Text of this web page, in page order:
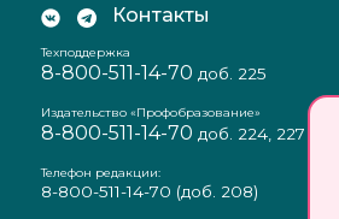
Контакты
Техподдержка
8-800-511-14-70 доб. 225
Издательство «Профобразование»
8-800-511-14-70 доб. 224, 227
Телефон редакции:
8-800-511-14-70 (доб. 208)